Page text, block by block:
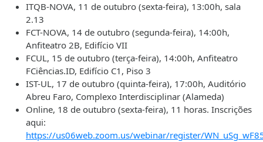
ITQB-NOVA, 11 de outubro (sexta-feira), 13:00h, sala
2.13
FCT-NOVA, 14 de outubro (segunda-feira), 14:00h,
Anfiteatro 2B, Edifício VII
FCUL, 15 de outubro (terça-feira), 14:00h, Anfiteatro
FCiências.ID, Edifício C1, Piso 3
IST-UL, 17 de outubro (quinta-feira), 17:00h, Auditório
Abreu Faro, Complexo Interdisciplinar (Alameda)
Online, 18 de outubro (sexta-feira), 11 horas. Inscrições
aqui:
https://us06web.zoom.us/webinar/register/